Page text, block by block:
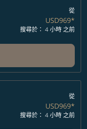
從
USD969*
搜尋於： 4 小時 之前
從
USD969*
搜尋於： 4 小時 之前